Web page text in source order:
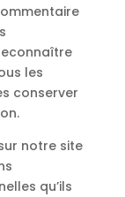
les
conserver
notre site
qu’ils